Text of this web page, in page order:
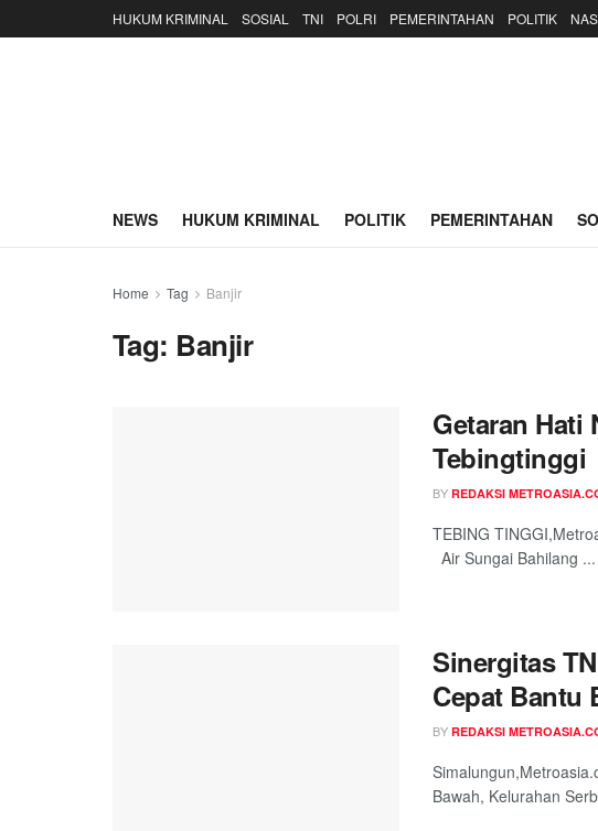
HUKUM KRIMINAL SOSIAL TNI POLRI PEMERINTAHAN POLITIK
NEWS HUKUM KRIMINAL POLITIK PEMERINTAHAN
Home Tag Banjir
Tag: Banjir
Getaran Hati
Tebingtinggi
BY REDAKSI
TEBING
Air Sungai Bahilang ...
Sinergitas
Cepat Bantu
BY REDAKSI
Bawah, Kelurahan